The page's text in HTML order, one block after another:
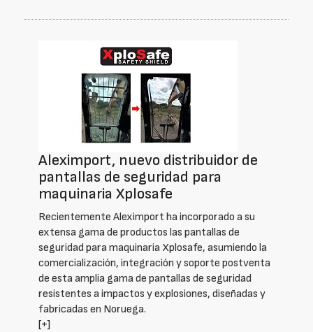
Aleximport, nuevo distribuidor de
pantallas de seguridad para
maquinaria Xplosafe
Recientemente Aleximport ha incorporado a su
extensa gama de productos las pantallas de
seguridad para maquinaria Xplosafe, asumiendo la
comercialización, integración y soporte postventa
de esta amplia gama de pantallas de seguridad
resistentes a impactos y explosiones, diseñadas y
fabricadas en Noruega.
[+]